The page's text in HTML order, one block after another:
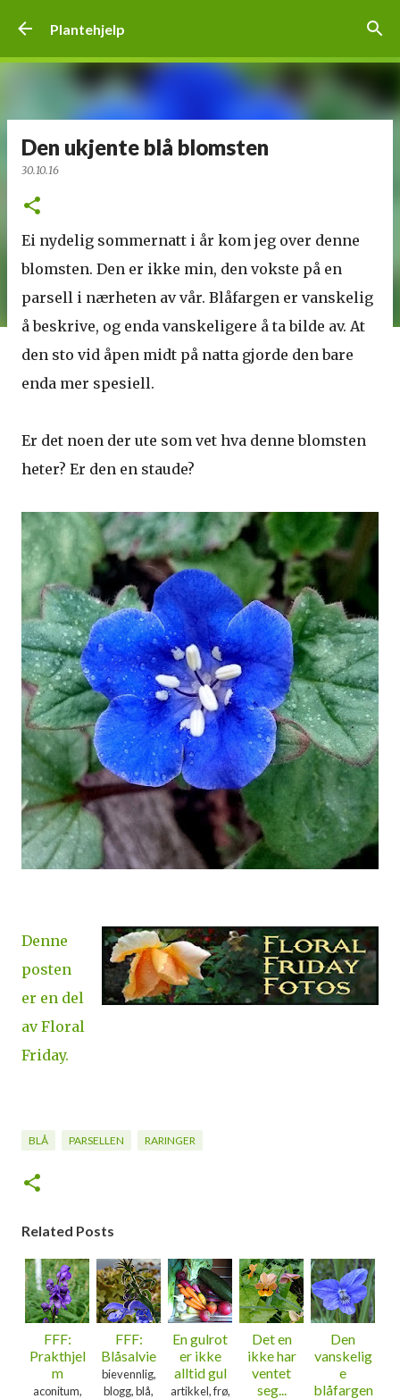
Plantehjelp
Den ukjente blå blomsten
30.10.16
Ei nydelig sommernatt i år kom jeg over denne
blomsten. Den er ikke min, den vokste på en
parsell i nærheten av vår. Blåfargen er vanskelig
å beskrive, og enda vanskeligere å ta bilde av. At
den sto vid åpen midt på natta gjorde den bare
enda mer spesiell.
Er det noen der ute som vet hva denne blomsten
heter? Er den en staude?
Denne
posten
er en del
av Floral
Friday.
BLÅ PARSELLEN RARINGER
Related Posts
FFF:
Prakthjel
m
aconitum,
FFF:
Blåsalvie
bievennlig,
blogg, blå,
En gulrot
er ikke
alltid gul
artikkel, frø,
Det en
ikke har
ventet
seg...
Den
vanskelig
e
blåfargen